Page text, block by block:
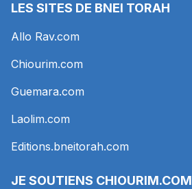
LES SITES DE BNEI TORAH
Allo Rav.com
Chiourim.com
Guemara.com
Laolim.com
Editions.bneitorah.com
JE SOUTIENS CHIOURIM.COM